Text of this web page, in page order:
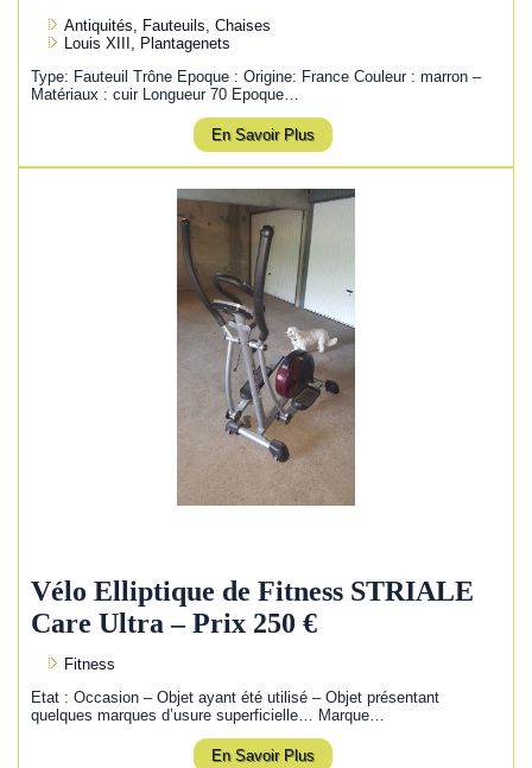
Antiquités, Fauteuils, Chaises
Louis XIII, Plantagenets
Type: Fauteuil Trône Epoque : Origine: France Couleur : marron –
Matériaux : cuir Longueur 70 Epoque…
En Savoir Plus
Vélo Elliptique de Fitness STRIALE
Care Ultra – Prix 250 €
Fitness
Etat : Occasion – Objet ayant été utilisé – Objet présentant
quelques marques d’usure superficielle… Marque…
En Savoir Plus